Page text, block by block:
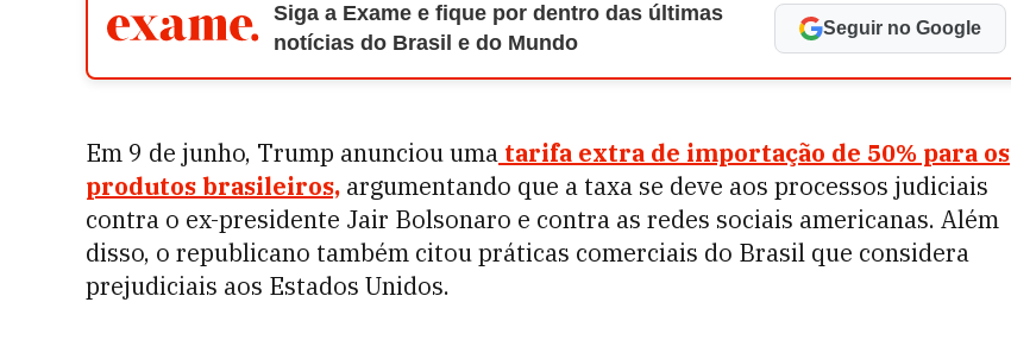
Siga a Exame e fique por dentro das últimas
notícias do Brasil e do Mundo
Seguir no Google
Em 9 de junho, Trump anunciou uma tarifa extra de importação de 50% para os
produtos brasileiros, argumentando que a taxa se deve aos processos judiciais
contra o ex-presidente Jair Bolsonaro e contra as redes sociais americanas. Além
disso, o republicano também citou práticas comerciais do Brasil que considera
prejudiciais aos Estados Unidos.